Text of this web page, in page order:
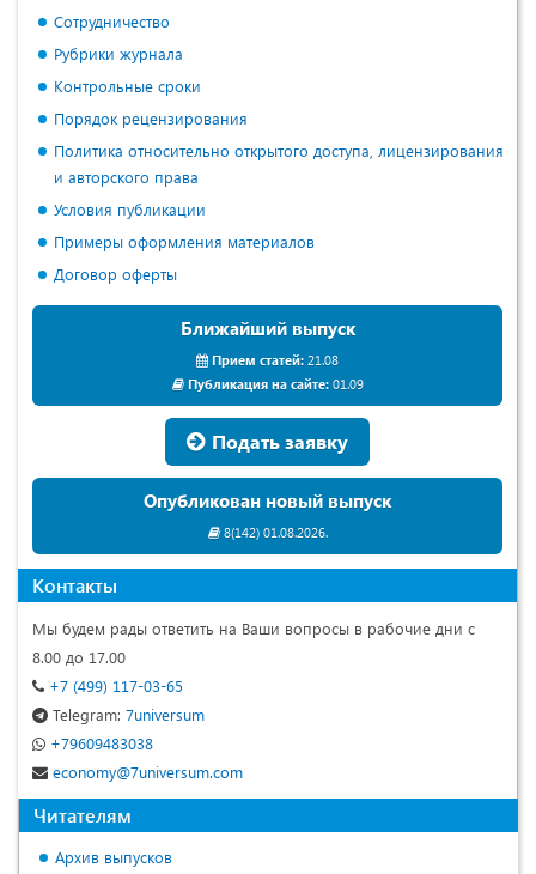
Сотрудничество
Рубрики журнала
Контрольные сроки
Порядок рецензирования
Политика относительно открытого доступа, лицензирования
и авторского права
Условия публикации
Примеры оформления материалов
Договор оферты
Ближайший выпуск
Прием статей: 21.08
Публикация на сайте:01.09
Подать заявку
Опубликован новый выпуск
8(142) 01.08.2026.
Контакты
Мы будем рады ответить на Ваши вопросы в рабочие дни с
8.00 до 17.00
+7 (499) 117-03-65
Telegram: 7universum
+79609483038
economy@7universum.com
Читателям
Архив выпусков